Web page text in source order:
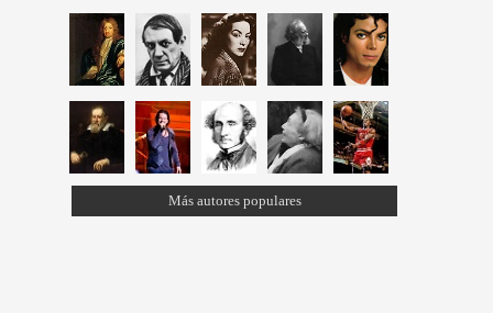
Más autores populares